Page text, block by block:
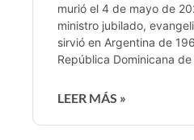
murió el 4 de mayo de
ministro jubilado,
sirvió en Argentina de
República Dominicana
LEER MÁS »